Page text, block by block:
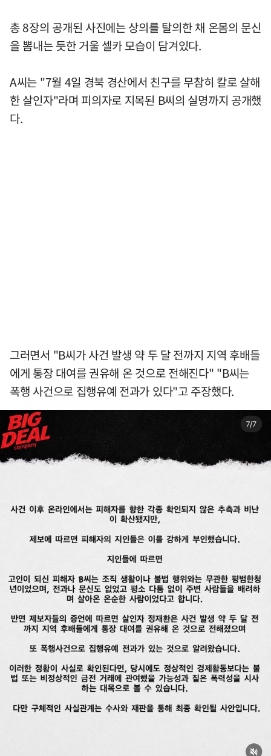
총 8장의 공개된 사진에는 상의를 탈의한 채 온몸의 문신
을 뽐내는 듯한 거울 셀카 모습이 담겨있다.
A씨는 "7월 4일 경북 경산에서 친구를 무참히 칼로 살해
한 살인자"라며 피의자로 지목된 B씨의 실명까지 공개했
다.
그러면서 "B씨가 사건 발생 약 두 달 전까지 지역 후배들
에게 통장 대여를 권유해 온 것으로 전해진다" "B씨는
폭행 사건으로 집행유예 전과가 있다"고 주장했다.